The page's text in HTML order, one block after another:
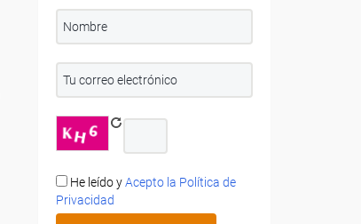
He leído yAcepto la Política de
Privacidad